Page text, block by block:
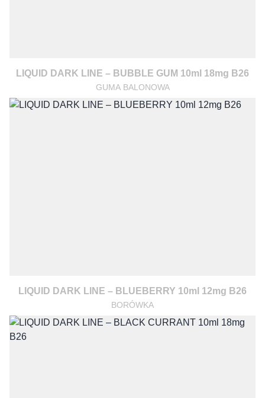
LIQUID DARK LINE – BUBBLE GUM 10ml 18mg B26
GUMA BALONOWA
LIQUID DARK LINE – BLUEBERRY 10ml 12mg B26
BORÓWKA